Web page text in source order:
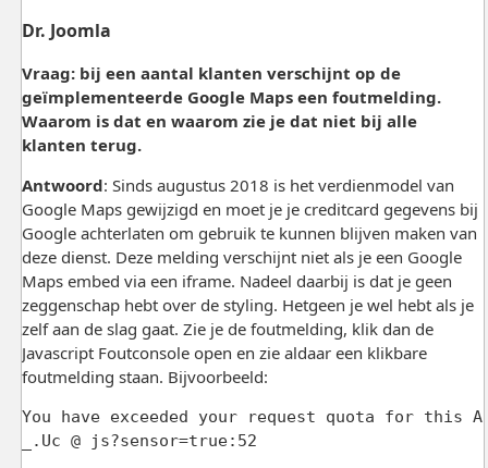
Dr. Joomla
Vraag: bij een aantal klanten verschijnt op de
geïmplementeerde Google Maps een foutmelding.
Waarom is dat en waarom zie je dat niet bij alle
klanten terug.
Antwoord: Sinds augustus 2018 is het verdienmodel van
Google Maps gewijzigd en moet je je creditcard gegevens bij
Google achterlaten om gebruik te kunnen blijven maken van
deze dienst. Deze melding verschijnt niet als je een Google
Maps embed via een iframe. Nadeel daarbij is dat je geen
zeggenschap hebt over de styling. Hetgeen je wel hebt als je
zelf aan de slag gaat. Zie je de foutmelding, klik dan de
Javascript Foutconsole open en zie aldaar een klikbare
foutmelding staan. Bijvoorbeeld:
You have exceeded your request quota for this
_.Uc @ js?sensor=true:52